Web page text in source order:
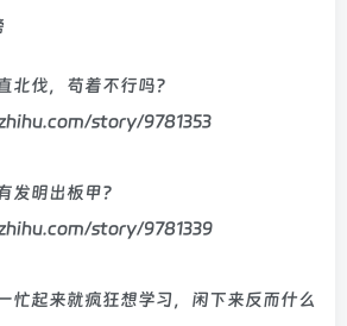
北伐，苟着不行吗？
story/9781353
发明出板甲？
story/9781339
忙起来就疯狂想学习，闲下来反而什么